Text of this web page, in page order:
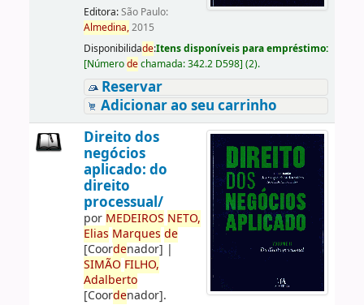
Editora:São Paulo:
Almedina,2015
Disponibilidade:Itens disponíveis para empréstimo:
[Númerodechamada:342.2 D598] (2).
Reservar
Adicionar ao seu carrinho
Direito dos
negócios
aplicado: do
direito
processual/
por MEDEIROS NETO,
Elias Marques de
[Coordenador] |
SIMÃO FILHO,
Adalberto
[Coordenador].